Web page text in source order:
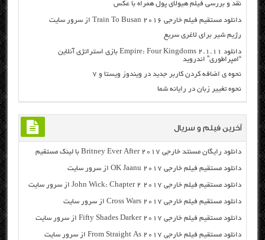
نقد و بررسی فیلم هیولای پول همراه با عکس
دانلود مستقیم فیلم خارجی Train To Busan 2016 از سرور سایت
رژیم شیر برای لاغری سریع
دانلود Empire: Four Kingdoms 2.1.11 بازی استراتژی آنلاین
“امپراطوری” اندروید
نحوه ی اضافه کردن کاربر جدید در ویندوز ویستا و ۷
نحوه تغییر زبان در رایانه شما
آخرین فیلم و سریال
دانلود رایگان مسنتد خارجی Britney Ever After 2017 با لینک مستقیم
دانلود مستقیم فیلم خارجی OK Jaanu 2017 از سرور سایت
دانلود مستقیم فیلم خارجی John Wick: Chapter 2 2017 از سرور سایت
دانلود مستقیم فیلم خارجی Cross Wars 2017 از سرور سایت
دانلود مستقیم فیلم خارجی Fifty Shades Darker 2017 از سرور سایت
دانلود مستقیم فیلم خارجی From Straight As 2017 از سرور سایت